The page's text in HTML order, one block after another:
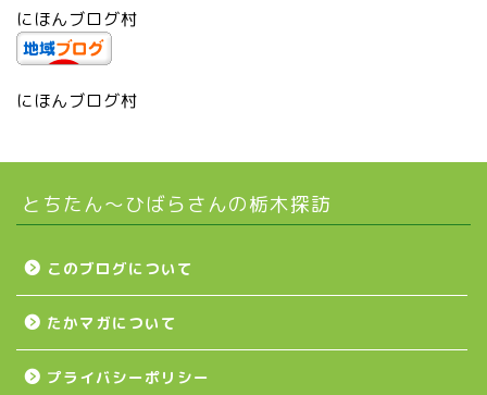
にほんブログ村
にほんブログ村
とちたん〜ひばらさんの栃木探訪
このブログについて
たかマガについて
プライバシーポリシー